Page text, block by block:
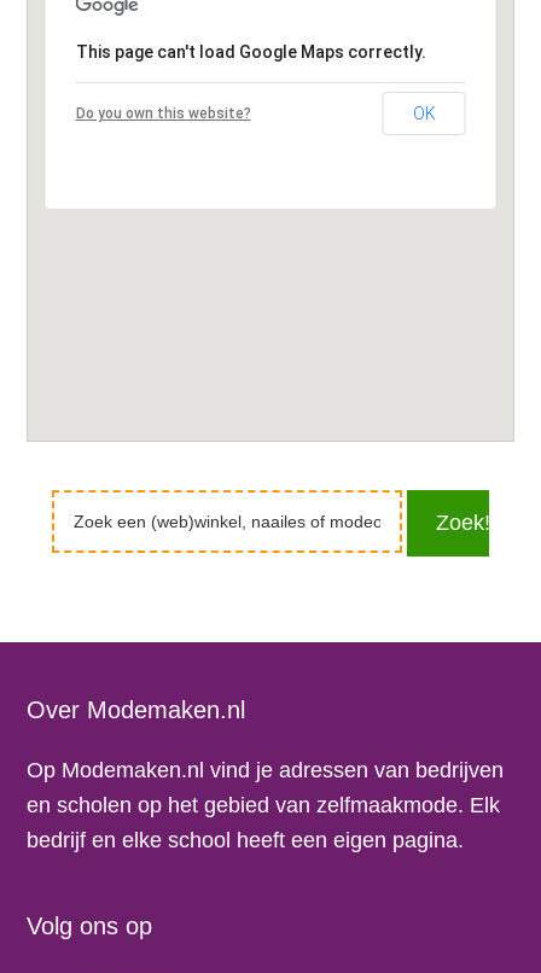
This page can't load Google Maps correctly.
Do you own this website? OK
Zoek
een
of
Zoek!
Footer
Over Modemaken.nl
Op Modemaken.nl vind je adressen van bedrijven
en scholen op het gebied van zelfmaakmode. Elk
bedrijf en elke school heeft een eigen pagina.
Volg ons op